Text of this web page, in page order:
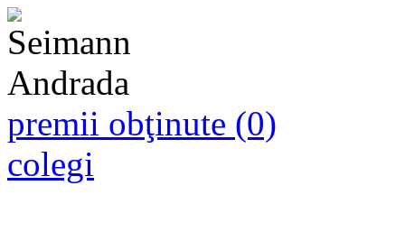
premii obţinute (0)
colegi